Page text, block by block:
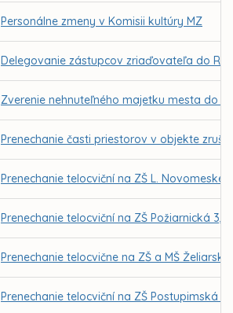
Personálne zmeny v Komisii kultúry MZ
Delegovanie zástupcov zriaďovateľa do
Zverenie nehnuteľného majetku mesta do
Prenechanie časti priestorov v objekte zruš.
Prenechanie telocviční na ZŠ L.
Prenechanie telocviční na ZŠ Požiarnická
Prenechanie telocvične na ZŠ a MŠ
Prenechanie telocviční na ZŠ Postupimská